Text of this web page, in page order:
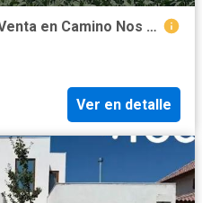
Terreno Construccion en Venta en Camino Nos Los Morros
Ver en detalle